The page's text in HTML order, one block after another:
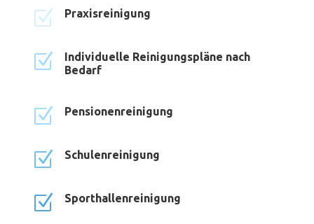
Z Praxisreinigung
Z
Individuelle Reinigungspläne nach
Bedarf
Z Pensionenreinigung
Z Schulenreinigung
Z Sporthallenreinigung